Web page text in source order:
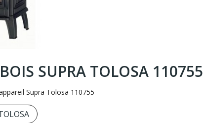
SUPRA TOLOSA 110755
Supra Tolosa 110755